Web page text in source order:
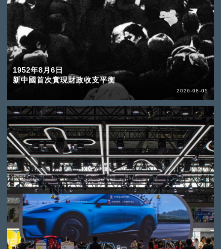
1952年8月6日
新中國首次實現財政收支平衡
2026-08-05